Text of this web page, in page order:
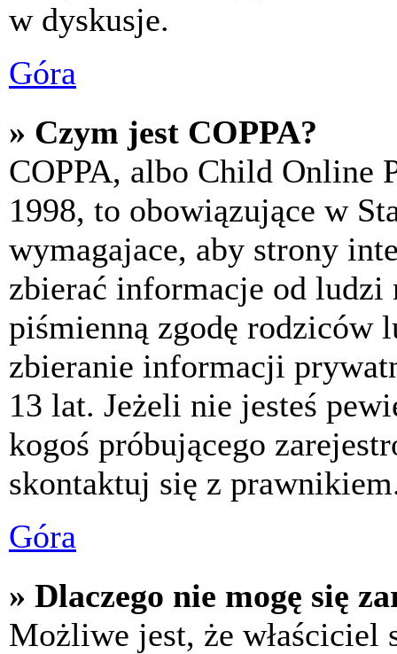
w dyskusje.
Góra
» Czym jest COPPA?
COPPA, albo Child Online
1998, to obowiązujące w
wymagajace, aby strony
zbierać informacje od
piśmienną zgodę rodziców
zbieranie informacji
13 lat. Jeżeli nie jesteś
kogoś próbującego
skontaktuj się z
Góra
» Dlaczego nie mogę się
Możliwe jest, że właściciel